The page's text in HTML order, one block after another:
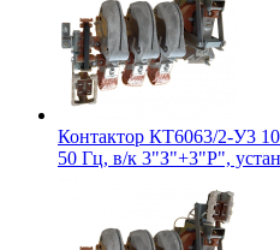
Контактор КТ6063/2-У3
50 Гц, в/к 3"З"+3"Р",